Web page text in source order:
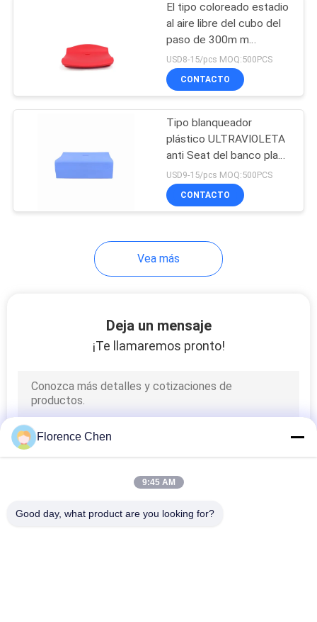
Conferencia Hall
Chair With Desk
12
sillas de escritorio
12
Sillas de
entrenamiento del
sitio
Silla que espera del
aeropuerto
El tipo coloreado estadio
al aire libre del cubo del
paso de 300m m
asienta/los asientos de
encargo del blanqueador
USD8-15/pcs MOQ:500PCS
CONTACTO
Tipo blanqueador
plástico ULTRAVIOLETA
anti Seat del banco plano
para el estadio al aire
libre interior
USD9-15/pcs MOQ:500PCS
CONTACTO
Vea más
Deja un mensaje
¡Te llamaremos pronto!
Florence Chen
9:45 AM
Good day, what product are you looking for?